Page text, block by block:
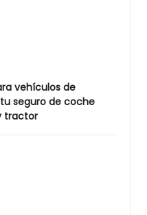
vehículos de
seguro de coche
tractor